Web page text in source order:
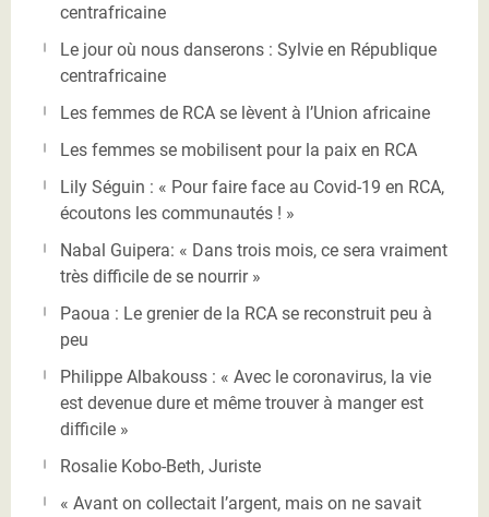
centrafricaine
Le jour où nous danserons : Sylvie en République
centrafricaine
Les femmes de RCA se lèvent à l’Union africaine
Les femmes se mobilisent pour la paix en RCA
Lily Séguin : « Pour faire face au Covid-19 en RCA,
écoutons les communautés ! »
Nabal Guipera: « Dans trois mois, ce sera vraiment
très difficile de se nourrir »
Paoua : Le grenier de la RCA se reconstruit peu à
peu
Philippe Albakouss : « Avec le coronavirus, la vie
est devenue dure et même trouver à manger est
difficile »
Rosalie Kobo-Beth, Juriste
« Avant on collectait l’argent, mais on ne savait